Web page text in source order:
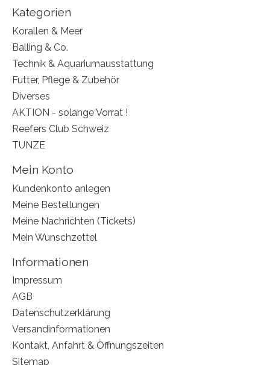
Kategorien
Korallen & Meer
Balling & Co.
Technik & Aquariumausstattung
Futter, Pflege & Zubehör
Diverses
AKTION - solange Vorrat !
Reefers Club Schweiz
TUNZE
Mein Konto
Kundenkonto anlegen
Meine Bestellungen
Meine Nachrichten (Tickets)
Mein Wunschzettel
Informationen
Impressum
AGB
Datenschutzerklärung
Versandinformationen
Kontakt, Anfahrt & Öffnungszeiten
Sitemap